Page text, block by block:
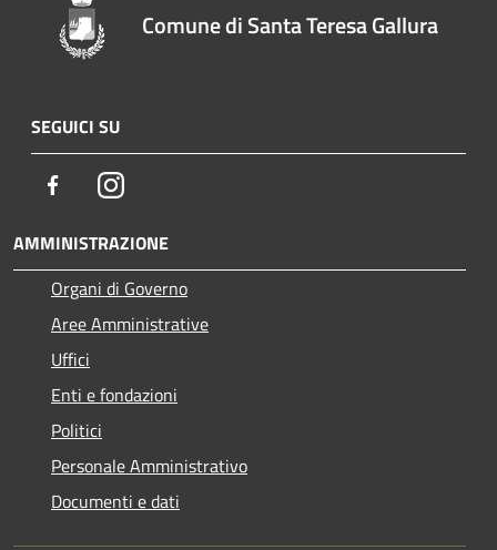
Comune di Santa Teresa Gallura
SEGUICI SU
FacebookInstagram
AMMINISTRAZIONE
Organi di Governo
Aree Amministrative
Uffici
Enti e fondazioni
Politici
Personale Amministrativo
Documenti e dati